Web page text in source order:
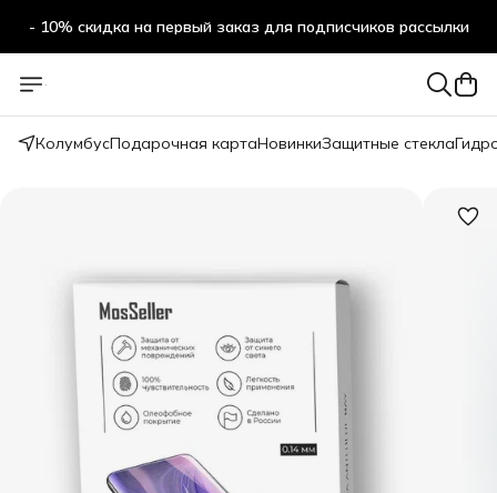
- 10% скидка на первый заказ для подписчиков рассылки
КолумбусПодарочная картаНовинкиЗащитные стекла